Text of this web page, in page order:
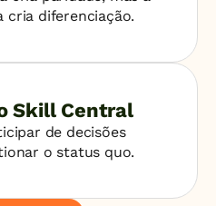
cria diferenciação.
Skill Central
de decisões
o status quo.